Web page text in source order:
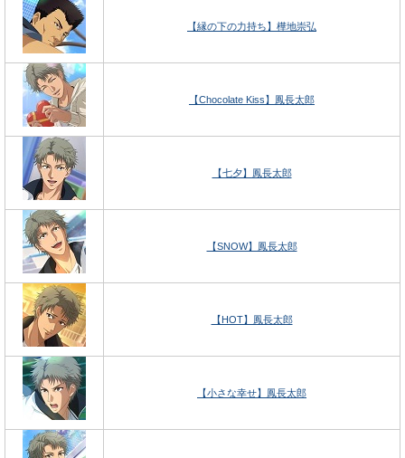
【縁の下の力持ち】樺地崇弘
【Chocolate Kiss】鳳長太郎
【七夕】鳳長太郎
【SNOW】鳳長太郎
【HOT】鳳長太郎
【小さな幸せ】鳳長太郎